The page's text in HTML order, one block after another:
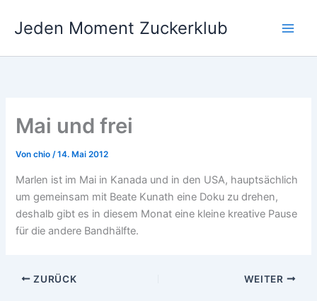
InhaltJeden Moment Zuckerklub
Mai und frei
Vonchio/14. Mai 2012
Marlen ist im Mai in Kanada und in den USA, hauptsächlich
um gemeinsam mit Beate Kunath eine Doku zu drehen,
deshalb gibt es in diesem Monat eine kleine kreative Pause
für die andere Bandhälfte.
ZURÜCK WEITER